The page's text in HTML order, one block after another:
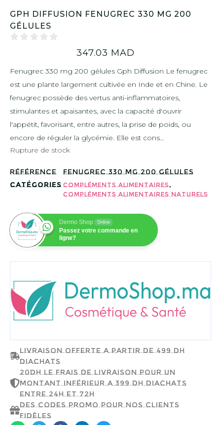
GPH DIFFUSION FENUGREC 330 MG 200
GÉLULES
347.03 MAD
Fenugrec 330 mg 200 gélules Gph Diffusion Le fenugrec
est une plante largement cultivée en Inde et en Chine. Le
fenugrec possède des vertus anti-inflammatoires,
stimulantes et apaisantes, avec la capacité d'ouvrir
l'appétit, favorisant, entre autres, la prise de poids, ou
encore de réguler la glycémie. Elle est cons...
Rupture de stock
Référence
FENUGREC 330 MG 200 GÉLULES
Catégories Compléments Alimentaires,
Compléments Alimentaires Naturels
Dermo Shop Online
Passez votre commande en
ligne?
GPH DIFFUSION
Livraison offerte a partir de 499 dh
d'achats
20dh le frais de livraison pour un
montant inférieur a 399 dh d'achats
entre 24h et 72h
Des codes promo pour nos clients
fidèles